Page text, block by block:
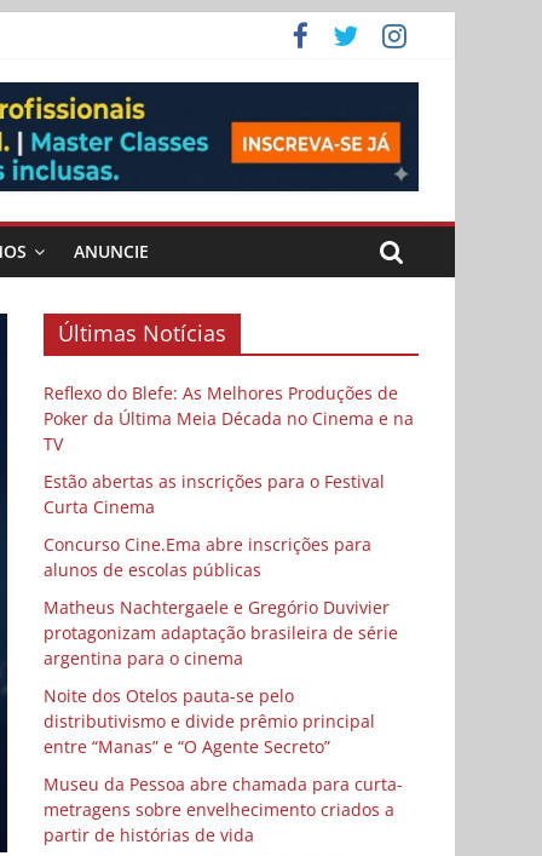
ANUNCIE
Últimas Notícias
Reflexo do Blefe: As Melhores Produções de
Poker da Última Meia Década no Cinema e na
TV
Estão abertas as inscrições para o Festival
Curta Cinema
Concurso Cine.Ema abre inscrições para
alunos de escolas públicas
Matheus Nachtergaele e Gregório Duvivier
protagonizam adaptação brasileira de série
argentina para o cinema
Noite dos Otelos pauta-se pelo
distributivismo e divide prêmio principal
entre “Manas” e “O Agente Secreto”
Museu da Pessoa abre chamada para curta-
metragens sobre envelhecimento criados a
partir de histórias de vida